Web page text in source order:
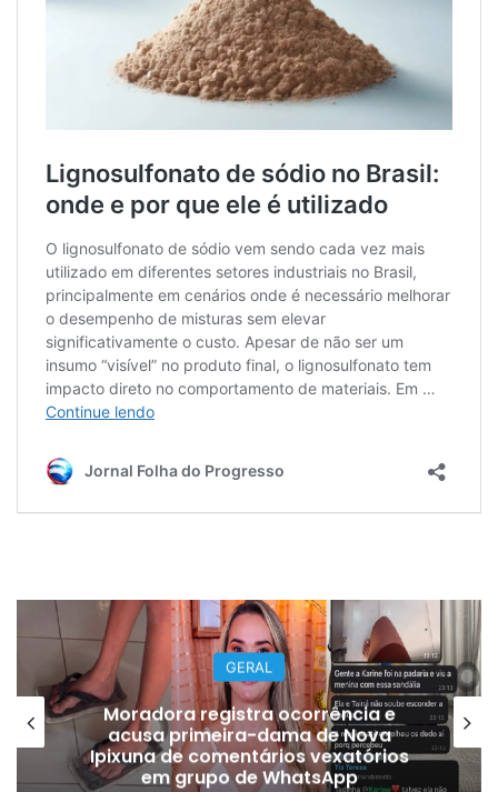
GERAL
Moradora registra ocorrência e
acusa primeira-dama de Nova
Ipixuna de comentários vexatórios
em grupo de WhatsApp